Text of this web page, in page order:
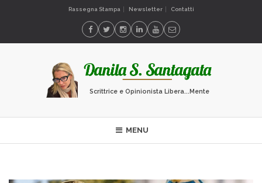
Rassegna Stampa Newsletter Contatti
Scrittrice e Opinionista Libera...Mente
MENU